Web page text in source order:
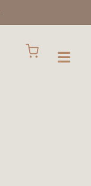
Open
Cart